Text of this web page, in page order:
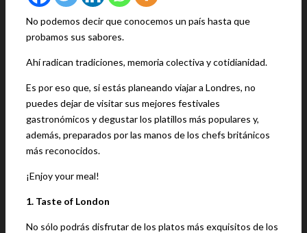
No podemos decir que conocemos un país hasta que
probamos sus sabores.
Ahí radican tradiciones, memoria colectiva y cotidianidad.
Es por eso que, si estás planeando viajar a Londres, no
puedes dejar de visitar sus mejores festivales
gastronómicos y degustar los platillos más populares y,
además, preparados por las manos de los chefs británicos
más reconocidos.
¡Enjoy your meal!
1. Taste of London
No sólo podrás disfrutar de los platos más exquisitos de los